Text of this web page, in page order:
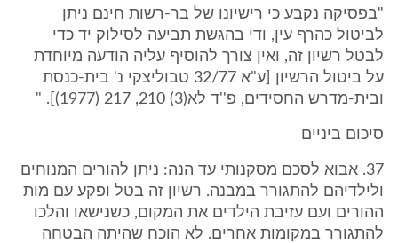
"בפסיקה נקבע כי רישיונו של בר-רשות חינם ניתן
לביטול כהרף עין, ודי בהגשת תביעה לסילוק יד כדי
לבטל רשיון זה, ואין צורך להוסיף עליה הודעה מיוחדת
על ביטול הרשיון [ע"א 32/77 טבוליצקי נ' בית-כנסת
ובית-מדרש החסידים, פ''ד לא(3) 210, 217 (1977)]. "
סיכום ביניים
37. אבוא לסכם מסקנותי עד הנה: ניתן להורים המנוחים
ולילדיהם להתגורר במבנה. רשיון זה בטל ופקע עם מות
ההורים ועם עזיבת הילדים את המקום, כשנישאו והלכו
להתגורר במקומות אחרים. לא הוכח שהיתה הבטחה